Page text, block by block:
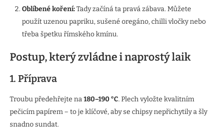
Oblíbené koření:Tady začíná ta pravá zábava. Můžete
použít uzenou papriku, sušené oregáno, chilli vločky nebo
třeba špetku římského kmínu.
Postup, který zvládne i naprostý laik
1. Příprava
Troubu předehřejte na180–190 °C. Plech vyložte kvalitním
pečicím papírem – to je klíčové, aby se chipsy nepřichytily a šly
snadno sundat.